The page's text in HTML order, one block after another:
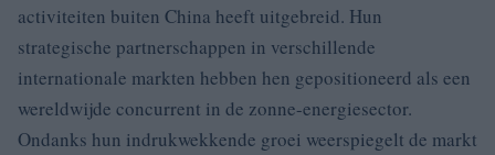
activiteiten buiten China heeft uitgebreid. Hun
strategische partnerschappen in verschillende
internationale markten hebben hen gepositioneerd als een
wereldwijde concurrent in de zonne-energiesector.
Ondanks hun indrukwekkende groei weerspiegelt de markt